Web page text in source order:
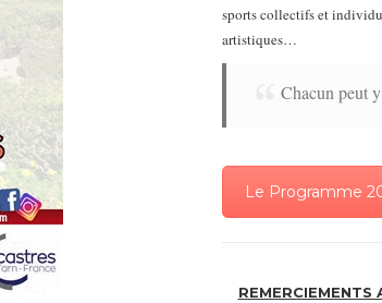
sports collectifs et
artistiques…
Chacun peut
Le Programme
REMERCIEMENTS